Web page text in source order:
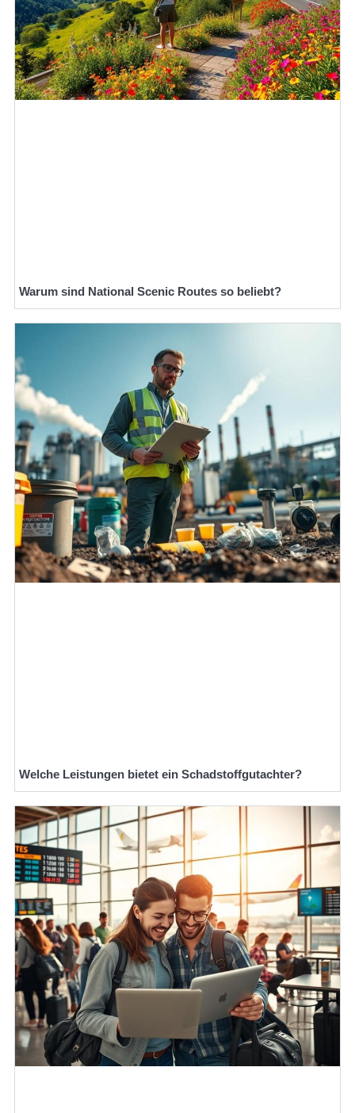
Warum sind National Scenic Routes so beliebt?
Welche Leistungen bietet ein Schadstoffgutachter?